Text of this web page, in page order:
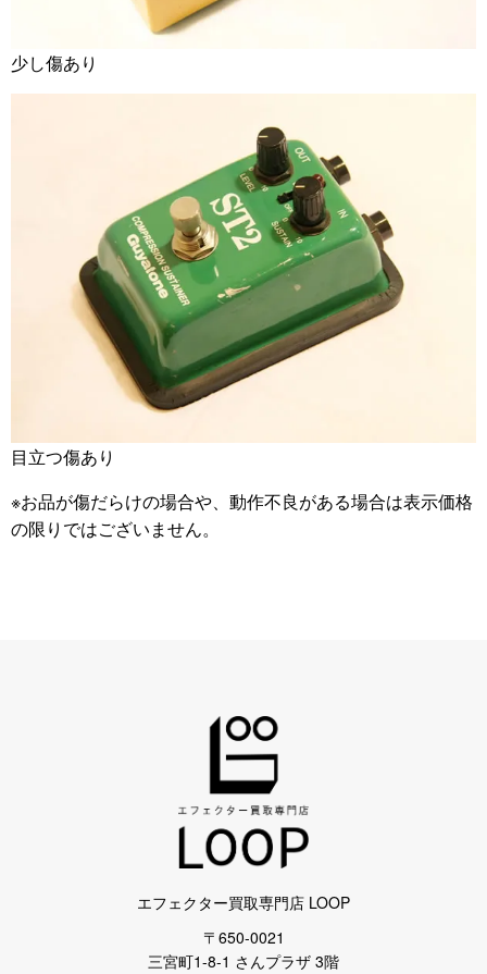
少し傷あり
目立つ傷あり
※お品が傷だらけの場合や、動作不良がある場合は表示価格
の限りではございません。
エフェクター買取専門店 LOOP
〒650-0021
三宮町1-8-1 さんプラザ 3階